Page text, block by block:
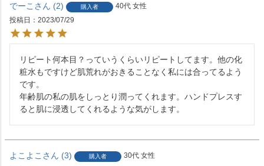
でーこ 2 購入者 40代 女性
投稿日
2023/07/29
リピート何本目？っていうくらいリピートしてます。他の化
粧水もですけど肌荒れがおきることなく私には合ってるよう
です。
年齢肌の私の肌をしっとり潤ってくれます。ハンドプレスす
ると肌に浸透してくれるような気がします。
よこよこ 3 購入者 30代 女性